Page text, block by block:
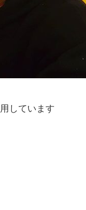
しています